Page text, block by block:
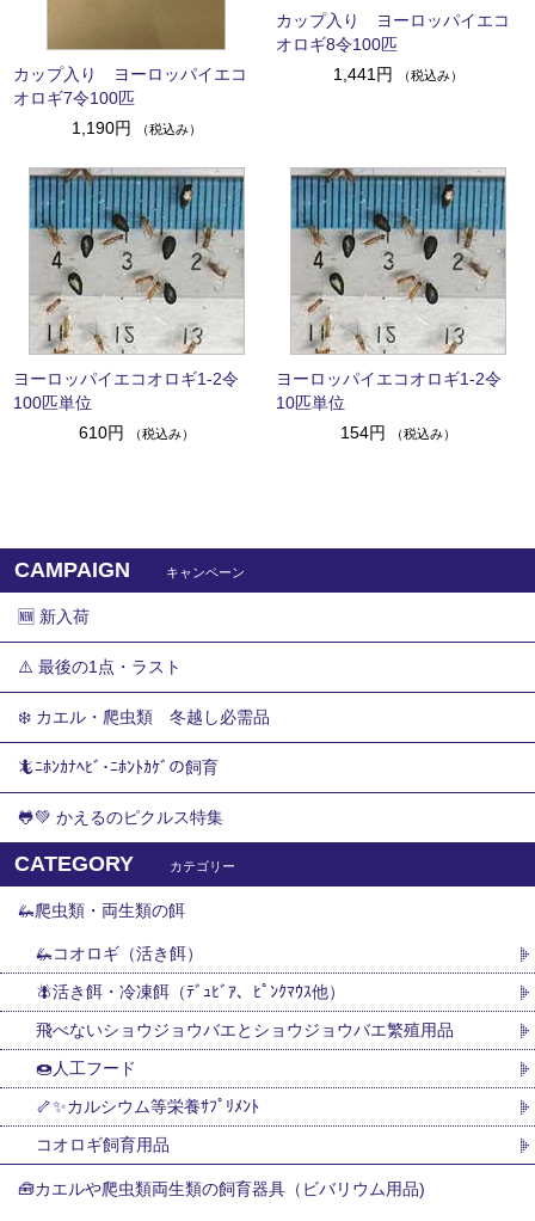
カップ入り ヨーロッパイエコ
オロギ7令100匹
1,190円
（税込み）
カップ入り ヨーロッパイエコ
オロギ8令100匹
1,441円
（税込み）
ヨーロッパイエコオロギ1-2令
100匹単位
610円
（税込み）
ヨーロッパイエコオロギ1-2令
10匹単位
154円
（税込み）
CAMPAIGN キャンペーン
🆕 新入荷
⚠️ 最後の1点・ラスト
❄️ カエル・爬虫類 冬越し必需品
🦎ﾆﾎﾝｶﾅﾍﾋﾞ･ﾆﾎﾝﾄｶｹﾞの飼育
🐸💚 かえるのピクルス特集
CATEGORY カテゴリー
🦗爬虫類・両生類の餌
🦗コオロギ（活き餌）
🪰活き餌・冷凍餌（ﾃﾞｭﾋﾞｱ、ﾋﾟﾝｸﾏｳｽ他）
飛べないショウジョウバエとショウジョウバエ繁殖用品
🍩人工フード
🦴✨カルシウム等栄養ｻﾌﾟﾘﾒﾝﾄ
コオロギ飼育用品
🧰カエルや爬虫類両生類の飼育器具（ビバリウム用品)